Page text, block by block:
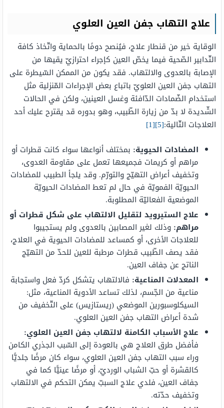
علاج التهاب جفن العين العلوي
الوقاية خير من قنطار علاج، فيُنصح دومًا بالحماية واتّخاذ كافة
التّدابير الصّحية فيما يخصّ العين كإجراء احترازيّ يقيها من
الإصابة بالعدوى والالتهاب. فقد يكون من الممكن السّيطرة على
التهاب جفن العين العلويّ باتباع بعض الإجراءات المّنزلية مثل
استخدام الضّمادات الدّافئة وغسل العينين، ولكن في الحالات
الشّديدة لا بدّ من زيارة الطّبيب، وهو بدوره قد يقترح عليك أحد
العلاجات التّالية:[5]
[1]
المضادات الحيوية: بمختلف أنواعها سواء كانت قطرات أو
مراهم أو كريمات فجميعها تعمل على مقاومة العدوى،
وتخفيف أعراض التهيّج والتورّم. وقد يلجأ الطبيب للمضادات
الحيويّة الفمويّة في حال لم تعط المضادات الحيويّة
الموضعية الفعاليّة المطلوبة.
علاج الستيرويد لتقليل الالتهاب على شكل قطرات أو
مراهم: وذلك لغير المصابين بالعدوى ولم يستجيبوا
للعلاجات الأخرى، أو كمساعد للمضادات الحيوية في العلاج،
فقد يصف الطّبيب قطرات مرطبة للعين للحدّ من التهيّج
الناتج عن جفاف العين.
المعدلات المناعية: فالالتهاب يتشكل كردّ فعل واستجابة
مناعية من الجّسم، لذلك تساعد الأدوية المناعية، مثل:
السيكلوسبورين الموضعي (ريستازيس) على التّخفيف من
شدة أعراض التهاب جفن العين العلوي.
علاج الأسباب الكامنة لالتهاب جفن العين العلوي:
فأفضل طرق العلاج هي بالعودة إلى السّبب الجذري الكامن
وراء سبب التهاب جفن العين العلوي، سواء كان مرضًا جلديًّا
كالقشرة أو حبّ الشباب الورديّ، أو مرضًا عينيًّا كما في
جفاف العين، فلدي علاج السببّ يمكن التحكم في الالتهاب
وتخفيف حدّته.